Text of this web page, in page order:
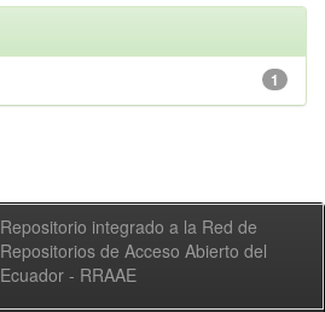
1
Repositorio integrado a la Red de
Repositorios de Acceso Abierto del
Ecuador - RRAAE